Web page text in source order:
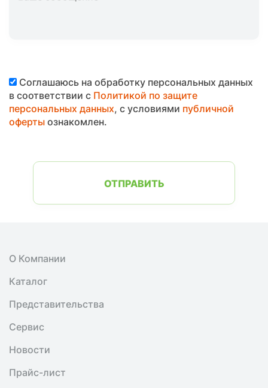
Соглашаюсь на обработку персональных данных
в соответствии с Политикой по защите
персональных данных, с условиями публичной
офертыознакомлен.
ОТПРАВИТЬ
О Компании
Каталог
Представительства
Сервис
Новости
Прайс-лист